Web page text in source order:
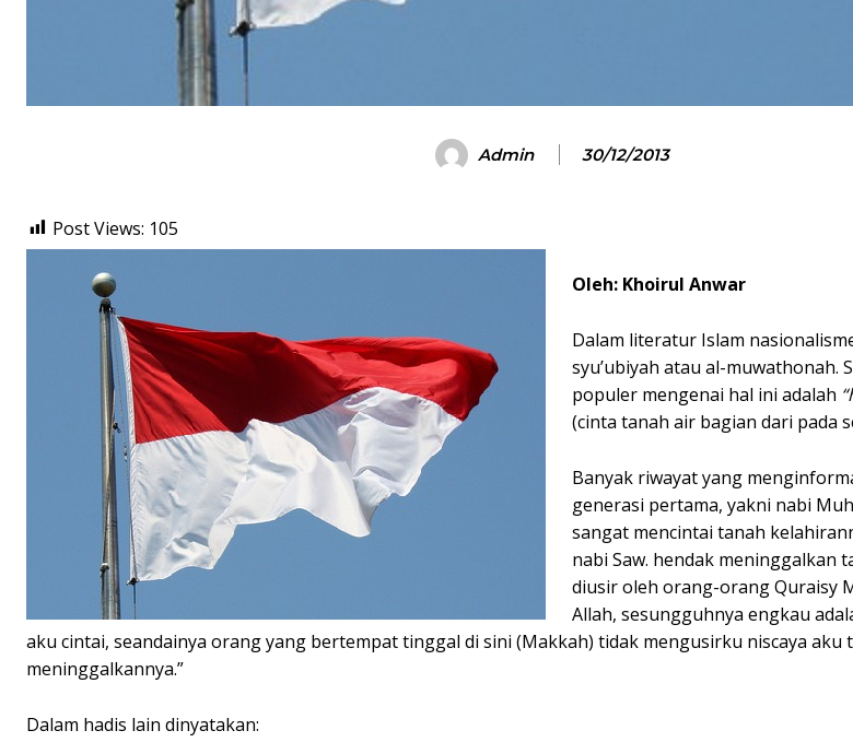
Admin 30/12/2013
Post Views: 105
Oleh: Khoirul Anwar
Dalam literatur Islam
syu’ubiyah atau al-muwathonah.
populer mengenai hal ini adalah
(cinta tanah air bagian dari pada
Banyak riwayat yang
generasi pertama, yakni nabi
sangat mencintai tanah
nabi Saw. hendak meninggalkan
diusir oleh orang-orang Quraisy
Allah, sesungguhnya engkau
aku cintai, seandainya orang yang bertempat tinggal di sini (Makkah) tidak mengusirku niscaya aku
meninggalkannya.”
Dalam hadis lain dinyatakan: